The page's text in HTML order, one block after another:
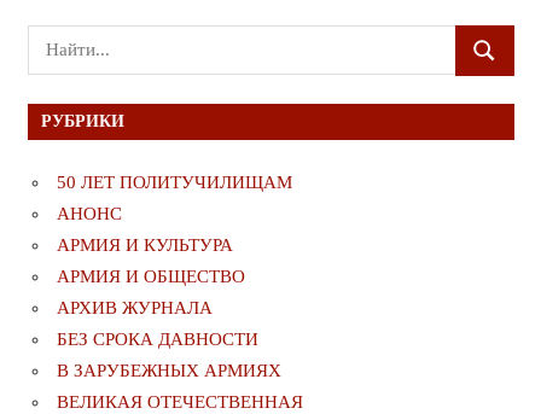
Поиск
для:
ПОИСК
РУБРИКИ
50 ЛЕТ ПОЛИТУЧИЛИЩАМ
АНОНС
АРМИЯ И КУЛЬТУРА
АРМИЯ И ОБЩЕСТВО
АРХИВ ЖУРНАЛА
БЕЗ СРОКА ДАВНОСТИ
В ЗАРУБЕЖНЫХ АРМИЯХ
ВЕЛИКАЯ ОТЕЧЕСТВЕННАЯ